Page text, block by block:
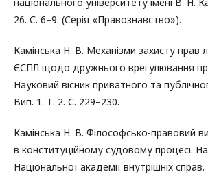
26. С. 6–9. (Серія «Правознавство»).
Камінська Н. В. Механізми захисту прав
ЄСПЛ щодо дружнього врегулювання
Науковий вісник приватного та
Вип. 1. Т. 2. С. 229–230.
Камінська Н. В. Філософсько-правовий
в конституційному судовому процесі.
Національної академії внутрішніх